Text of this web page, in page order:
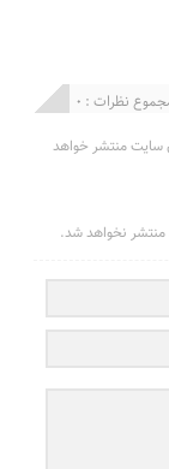
نظرات : 0
سایت منتشر خواهد
منتشر نخواهد شد.